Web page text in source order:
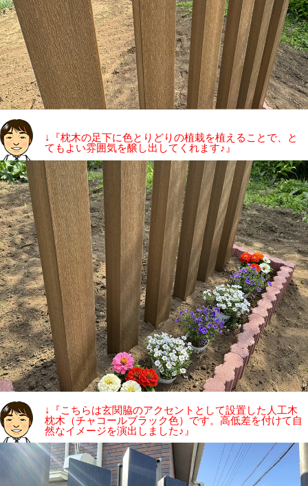
↓『枕木の足下に色とりどりの植栽を植えることで、と
てもよい雰囲気を醸し出してくれます♪』
↓『こちらは玄関脇のアクセントとして設置した人工木
枕木（チャコールブラック色）です。高低差を付けて自
然なイメージを演出しました♪』